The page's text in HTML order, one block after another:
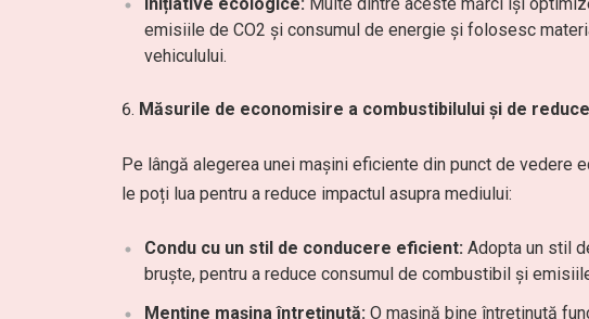
emisiile de CO2 și consumul de energie și folosesc
vehiculului.
Măsurile de economisire a combustibilului și de
Pe lângă alegerea unei mașini eficiente din punct de vedere
le poți lua pentru a reduce impactul asupra mediului:
Condu cu un stil de conducere eficient: Adopta un stil
bruşte, pentru a reduce consumul de combustibil și
Menține mașina întreținută: O mașină bine întreținută